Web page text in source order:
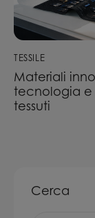
TESSILE
Materiali
tecnologia e
tessuti
Cerca